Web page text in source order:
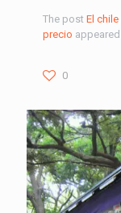
The post El
precio
0